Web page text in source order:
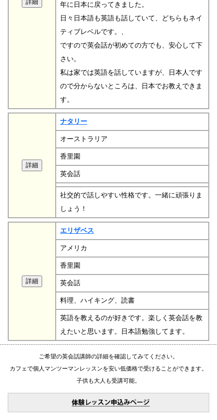
年に日本に戻ってきました。
日々日本語も英語も話していて、どちらもネイ
ティブレベルです。、
ですので英会話が初めての方でも、安心して下
さい。
私は家では英語を話していますが、日本人です
ので分からないところは、日本でお教えできま
す。
ナタリー
オーストラリア
香里園
英会話
社交的で話しやすい性格です。一緒に頑張りま
しょう！
エリザベス
アメリカ
香里園
英会話
料理、ハイキング、読書
英語を教えるのが好きです。楽しく英会話を教
えたいと思います。日本語勉強してます。
ご希望の英会話講師の詳細を確認してみてください。
カフェで個人マンツーマンレッスンを安い低価格で受けることができます。
子供も大人も受講可能。